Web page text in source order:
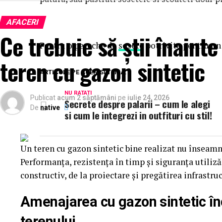
Pentru o pereche desosetepotrivite pentru
ARTICOLE PE ACEIASI TEMA:
NU RATATI
Secrete despre palarii – cum le alegi
si cum le integrezi in outfituri cu stil!
Ce ingrediente sunt ideale într-un parfum de
Parfumierii aleg, de regulă, ingrediente care
Citricele sunt printre cele mai populare note ale
imediată de prospețime și se dezvoltă frumos în
Lime-ul
, bergamota, mandarina sau grapefruitul
acorduri curate sau ingrediente lemnoase
În același timp, parfumurile inspirate de vacanțe
AFACERI
Ce trebuie să știi
teren cu gazon sintetic
Publicat acum 2 săptămâni pe iulie 24, 2026
De native
Un teren cu gazon sintetic bine realizat nu
Performanța, rezistența în timp și siguranța
constructiv, de la proiectare și pregătirea
Amenajarea cu gazon sintetic